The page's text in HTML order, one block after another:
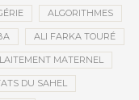
ALGORITHMES
ALI FARKA TOURÉ
MATERNEL
DU SAHEL